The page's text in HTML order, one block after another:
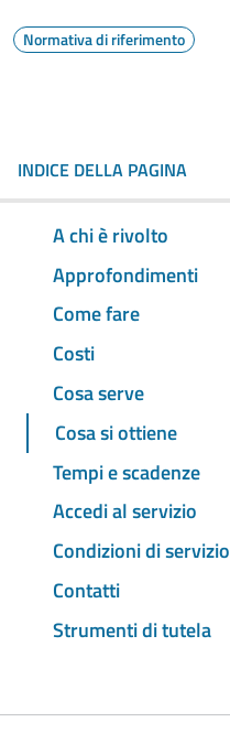
Normativa di riferimento
INDICE DELLA PAGINA
A chi è rivolto
Approfondimenti
Come fare
Costi
Cosa serve
Cosa si ottiene
Tempi e scadenze
Accedi al servizio
Condizioni di servizio
Contatti
Strumenti di tutela